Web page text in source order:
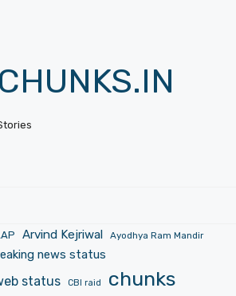
Arvind Kejriwal Ayodhya Ram Mandir
news status
status CBI raid chunks